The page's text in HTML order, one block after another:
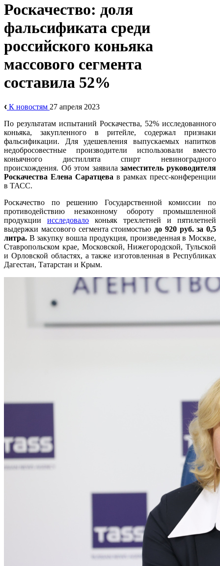
Роскачество: доля
фальсификата среди
российского коньяка
массового сегмента
составила 52%
К новостям 27 апреля 2023
По результатам испытаний Роскачества, 52% исследованного
коньяка, закупленного в ритейле, содержал признаки
фальсификации. Для удешевления выпускаемых напитков
недобросовестные производители использовали вместо
коньячного дистиллята спирт невиноградного
происхождения. Об этом заявилазаместитель руководителя
Роскачества Елена Саратцева в рамках пресс-конференции
в ТАСС.
Роскачество по решению Государственной комиссии по
противодействию незаконному обороту промышленной
продукции исследовало коньяк трехлетней и пятилетней
выдержки массового сегмента стоимостью до 920 руб. за 0,5
литра. В закупку вошла продукция, произведенная в Москве,
Ставропольском крае, Московской, Нижегородской, Тульской
и Орловской областях, а также изготовленная в Республиках
Дагестан, Татарстан и Крым.